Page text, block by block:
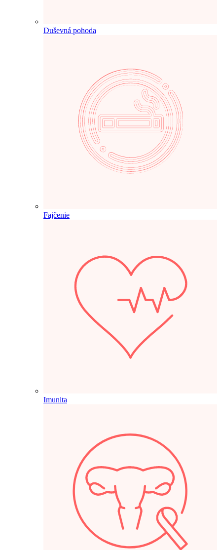
Duševná pohoda
Fajčenie
Imunita